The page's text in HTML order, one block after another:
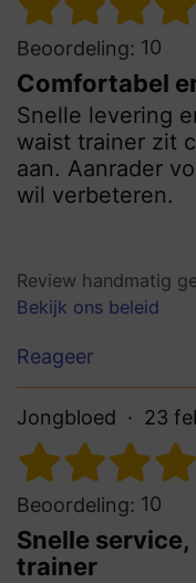
Beoordeling: 10
Comfortabel
Snelle levering
waist trainer zit
aan. Aanrader
wil verbeteren.
Review handmatig
Bekijk ons beleid
Reageer
Jongbloed 23
Beoordeling: 10
Snelle
trainer